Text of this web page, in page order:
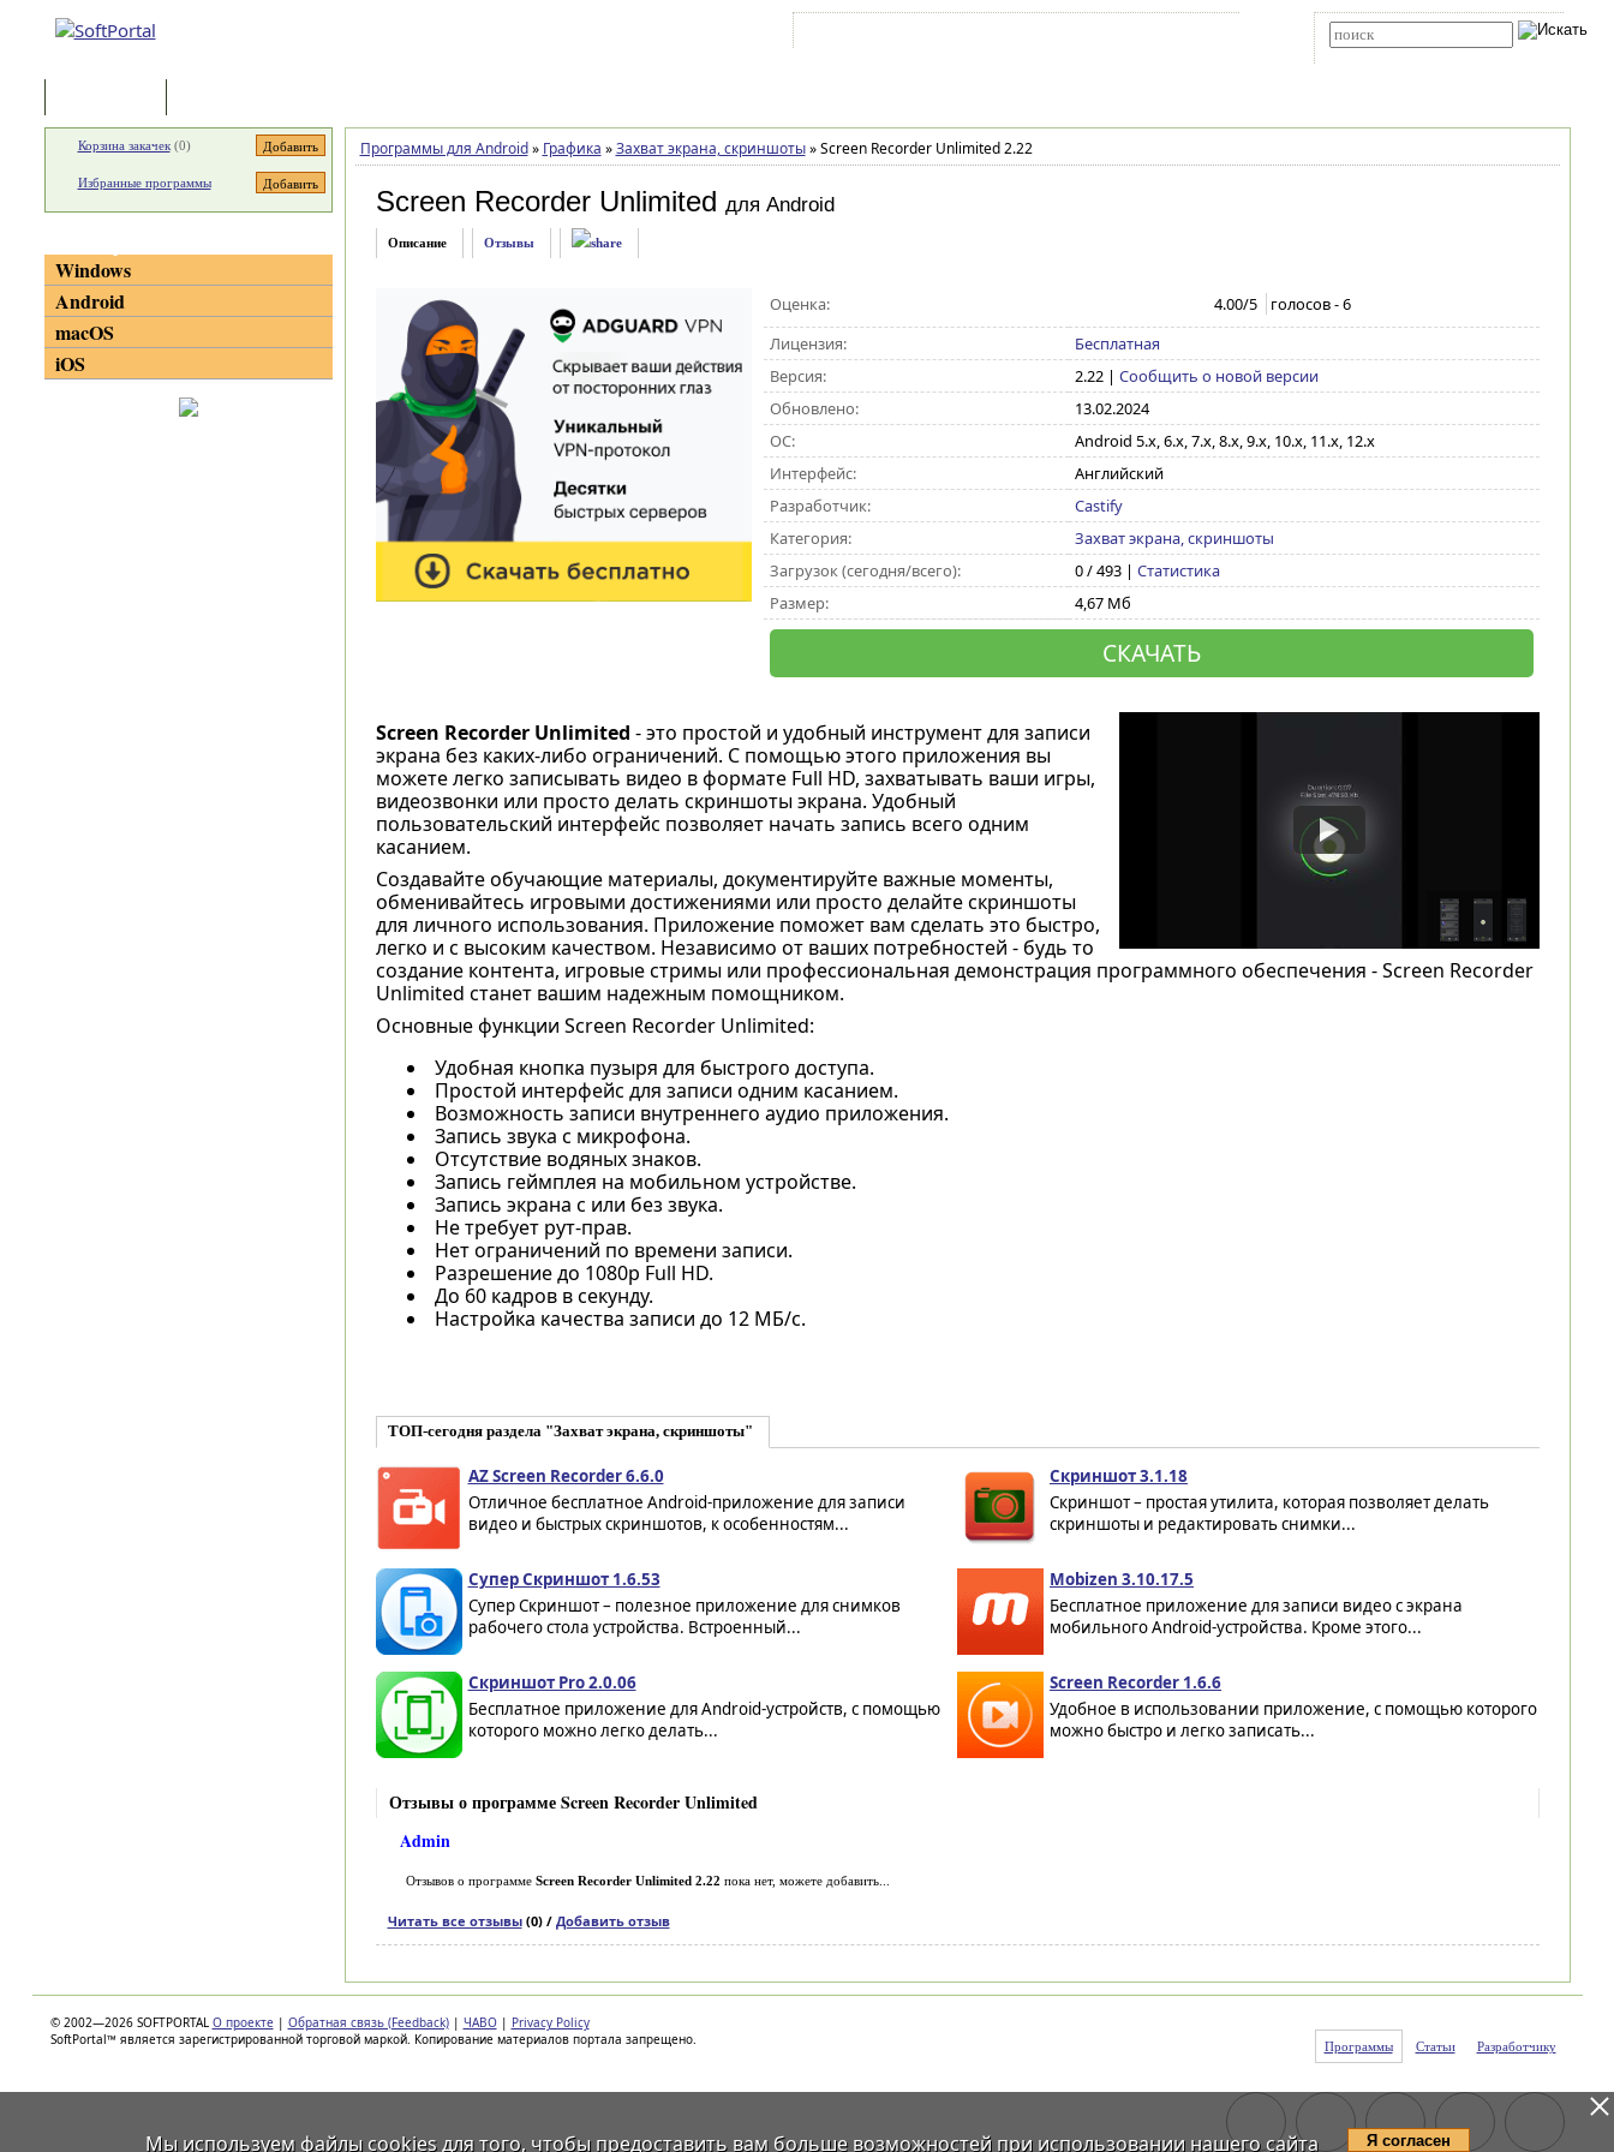
Программы для Android » Графика » Захват экрана, скриншоты »Screen Recorder Unlimited 2.22
Screen Recorder Unlimited для Android
Описание Отзывы
Оценка: 4.00/5 голосов -6
Лицензия:
Бесплатная
Версия:
2.22| Сообщить о новой версии
Обновлено:
13.02.2024
ОС:
Android 5.x, 6.x, 7.x, 8.x, 9.x, 10.x, 11.x, 12.x
Интерфейс:
Английский
Разработчик:
Castify
Категория:
Захват экрана, скриншоты
Загрузок (сегодня/всего):
0 / 493 | Статистика
Размер:
4,67 Мб
СКАЧАТЬ
Screen Recorder Unlimited - это простой и удобный инструмент для записи
экрана без каких-либо ограничений. С помощью этого приложения вы
можете легко записывать видео в формате Full HD, захватывать ваши игры,
видеозвонки или просто делать скриншоты экрана. Удобный
пользовательский интерфейс позволяет начать запись всего одним
касанием.
Создавайте обучающие материалы, документируйте важные моменты,
обменивайтесь игровыми достижениями или просто делайте скриншоты
для личного использования. Приложение поможет вам сделать это быстро,
легко и с высоким качеством. Независимо от ваших потребностей - будь то
создание контента, игровые стримы или профессиональная демонстрация программного обеспечения - Screen Recorder
Unlimited станет вашим надежным помощником.
Основные функции Screen Recorder Unlimited:
Удобная кнопка пузыря для быстрого доступа.
Простой интерфейс для записи одним касанием.
Возможность записи внутреннего аудио приложения.
Запись звука с микрофона.
Отсутствие водяных знаков.
Запись геймплея на мобильном устройстве.
Запись экрана с или без звука.
Не требует рут-прав.
Нет ограничений по времени записи.
Разрешение до 1080p Full HD.
До 60 кадров в секунду.
Настройка качества записи до 12 МБ/с.
ТОП-сегодня раздела "Захват экрана, скриншоты"
AZ Screen Recorder 6.6.0
Отличное бесплатное Android-приложение для записи
видео и быстрых скриншотов, к особенностям...
Скриншот 3.1.18
Скриншот – простая утилита, которая позволяет делать
скриншоты и редактировать снимки...
Супер Скриншот 1.6.53
Супер Скриншот – полезное приложение для снимков
рабочего стола устройства. Встроенный...
Mobizen 3.10.17.5
Бесплатное приложение для записи видео с экрана
мобильного Android-устройства. Кроме этого...
Скриншот Pro 2.0.06
Бесплатное приложение для Android-устройств, с помощью
которого можно легко делать...
Screen Recorder 1.6.6
Удобное в использовании приложение, с помощью которого
можно быстро и легко записать...
Отзывы о программе Screen Recorder Unlimited
Admin
Отзывов о программе Screen Recorder Unlimited 2.22 пока нет, можете добавить...
Читать все отзывы(0) / Добавить отзыв
Корзина закачек(0)
Избранные программы
Windows
Android
macOS
iOS
© 2002—2026 SOFTPORTAL О проекте | Обратная связь (Feedback) | ЧАВО | Privacy Policy
SoftPortal™ является зарегистрированной торговой маркой. Копирование материалов портала запрещено.
Программы Статьи Разработчику
Мы используем файлы cookiesдля того, чтобы предоставить вам больше возможностей при использовании нашего сайта